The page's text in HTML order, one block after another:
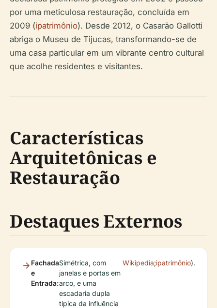
por uma meticulosa restauração, concluída em
2009 (ipatrimônio). Desde 2012, o Casarão Gallotti
abriga o Museu de Tijucas, transformando-se de
uma casa particular em um vibrante centro cultural
que acolhe residentes e visitantes.
Características
Arquitetônicas e
Restauração
Destaques Externos
Fachada
e
Entrada:
Simétrica, com
janelas e portas em
arco, e uma
escadaria dupla
típica da influência
Wikipedia;ipatrimônio).